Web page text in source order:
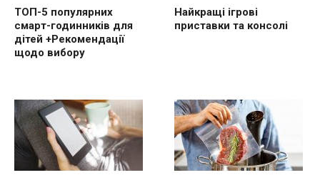
ТОП-5 популярних
смарт-годинників для
дітей +Рекомендації
щодо вибору
Найкращі ігрові
приставки та консолі